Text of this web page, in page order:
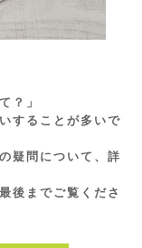
？」
することが多いで
疑問について、詳
後までご覧くださ